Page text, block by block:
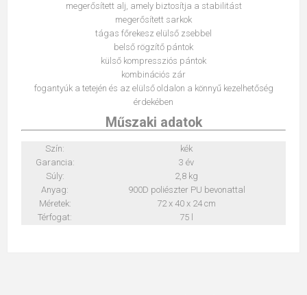
megerősített alj, amely biztosítja a stabilitást
megerősített sarkok
tágas főrekesz elülső zsebbel
belső rögzítő pántok
külső kompressziós pántok
kombinációs zár
fogantyúk a tetején és az elülső oldalon a könnyű kezelhetőség
érdekében
Műszaki adatok
Szín:
kék
Garancia:
3 év
Súly:
2,8 kg
Anyag:
900D poliészter PU bevonattal
Méretek:
72 x 40 x 24 cm
Térfogat:
75 l